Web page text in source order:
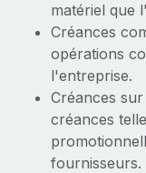
Gestion des
Achetez et
dans le monde
Création
Établissez des
conformité
Gestion des
Taxes
Explorer le blog
BLOG
matériel que
Créances
opérations
l'entreprise.
Créances
créances
fournisseurs.